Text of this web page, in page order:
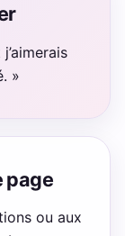
»
page
ou aux